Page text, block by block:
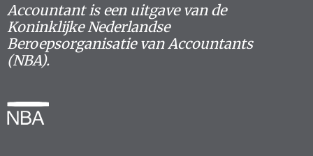
Accountant is een uitgave van de
Koninklijke Nederlandse
Beroepsorganisatie van Accountants
(NBA).